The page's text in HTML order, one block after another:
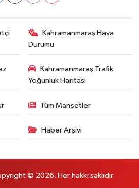
Kahramanmaraş Hava
Durumu
Kahramanmaraş Trafik
Yoğunluk Haritası
Tüm Manşetler
Haber Arşivi
© 2026. Her hakkı saklıdır.